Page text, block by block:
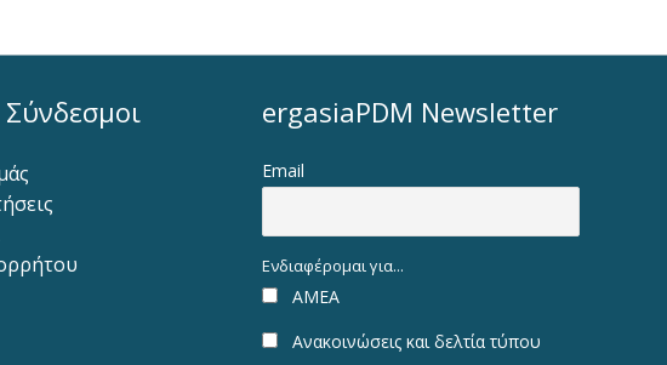
ergasiaPDM Newsletter
Email
Ενδιαφέρομαι για...
ΑΜΕΑ
Ανακοινώσεις και δελτία τύπου